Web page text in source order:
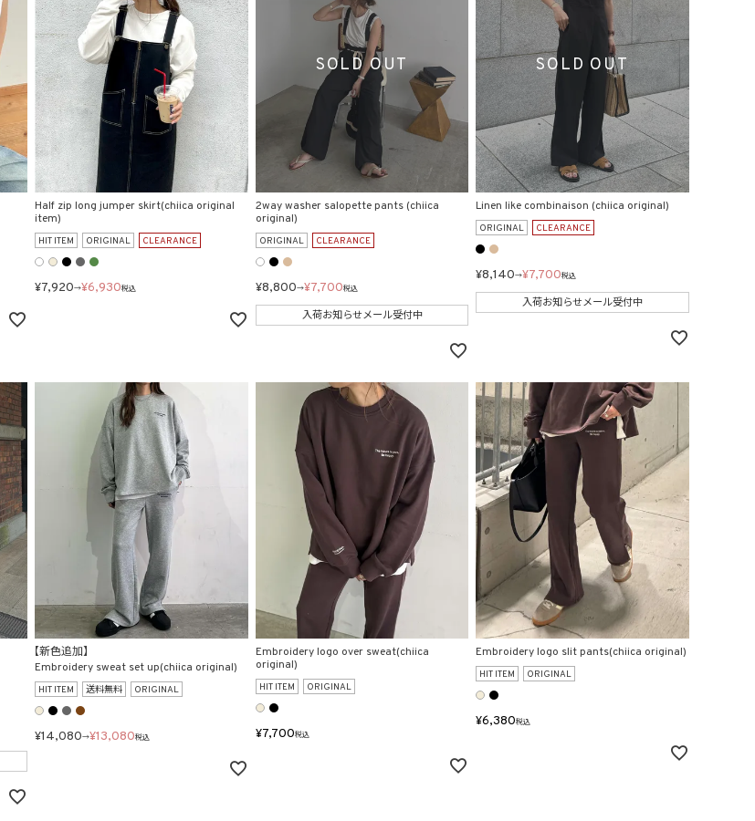
Half zip long jumper skirt(chiica original
item)
HIT ITEM ORIGINAL CLEARANCE
¥7,920→¥6,930税込
2way washer salopette pants (chiica
original)
ORIGINAL CLEARANCE
¥8,800→¥7,700税込
入荷お知らせメール受付中
Linen like combinaison (chiica original)
ORIGINAL CLEARANCE
¥8,140→¥7,700税込
入荷お知らせメール受付中
【新色追加】
Embroidery sweat set up(chiica original)
HIT ITEM 送料無料 ORIGINAL
¥14,080→¥13,080税込
Embroidery logo over sweat(chiica
original)
HIT ITEM ORIGINAL
¥7,700税込
Embroidery logo slit pants(chiica original)
HIT ITEM ORIGINAL
¥6,380税込